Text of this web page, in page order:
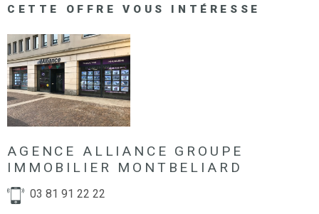
CETTE OFFRE VOUS INTÉRESSE
AGENCE ALLIANCE GROUPE
IMMOBILIER MONTBELIARD
03 81 91 22 22